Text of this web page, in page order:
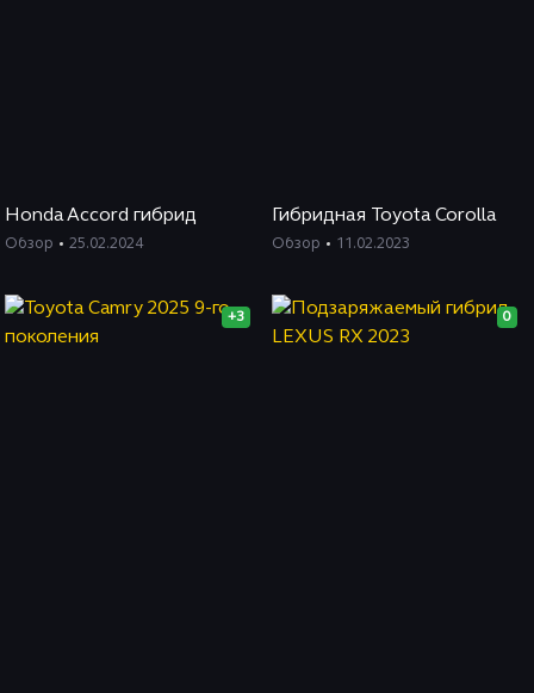
Honda Accord гибрид
Обзор 25.02.2024
Гибридная Toyota Corolla
Обзор 11.02.2023
+3 0